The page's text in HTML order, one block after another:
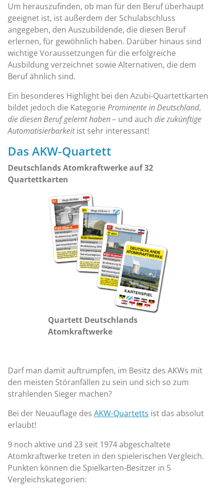
Um herauszufinden, ob man für den Beruf überhaupt
geeignet ist, ist außerdem der Schulabschluss
angegeben, den Auszubildende, die diesen Beruf
erlernen, für gewöhnlich haben. Darüber hinaus sind
wichtige Voraussetzungen für die erfolgreiche
Ausbildung verzeichnet sowie Alternativen, die dem
Beruf ähnlich sind.
Ein besonderes Highlight bei den Azubi-Quartettkarten
bildet jedoch die Kategorie Prominente in Deutschland,
die diesen Beruf gelernt haben – und auch die zukünftige
Automatisierbarkeitist sehr interessant!
Das AKW-Quartett
Deutschlands Atomkraftwerke auf 32
Quartettkarten
Quartett Deutschlands
Atomkraftwerke
Darf man damit auftrumpfen, im Besitz des AKWs mit
den meisten Störanfällen zu sein und sich so zum
strahlenden Sieger machen?
Bei der Neuauflage des AKW-Quartetts ist das absolut
erlaubt!
9 noch aktive und 23 seit 1974 abgeschaltete
Atomkraftwerke treten in den spielerischen Vergleich.
Punkten können die Spielkarten-Besitzer in 5
Vergleichskategorien: